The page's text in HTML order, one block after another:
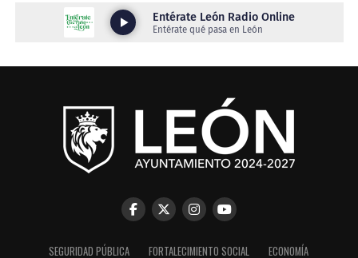
SEGURIDAD PÚBLICA FORTALECIMIENTO SOCIAL ECONOMÍA